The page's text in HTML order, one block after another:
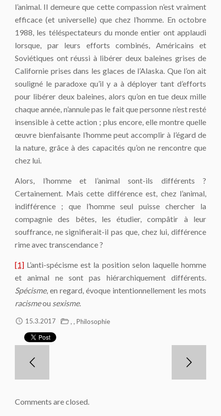
l’animal. Il demeure que cette compassion n’est vraiment
efficace (et universelle) que chez l’homme. En octobre
1988, les téléspectateurs du monde entier ont applaudi
lorsque, par leurs efforts combinés, Américains et
Soviétiques ont réussi à libérer deux baleines grises de
Californie prises dans les glaces de l’Alaska. Que l’on ait
souligné le paradoxe qu’il y a à déployer tant d’efforts
pour libérer deux baleines, alors qu’on en tue deux mille
chaque année, n’annule pas le fait que personne n’est resté
insensible à cette action ; plus encore, elle montre quelle
œuvre bienfaisante l’homme peut accomplir à l’égard de
la nature, grâce à des capacités qu’on ne rencontre que
chez lui.
Alors, l’homme et l’animal sont-ils différents ?
Certainement. Mais cette différence est, chez l’animal,
indifférence ; que l’homme seul puisse chercher la
compagnie des bêtes, les étudier, compâtir à leur
souffrance, ne signifierait-il pas que, chez lui, différence
rime avec transcendance ?
[1] L’anti-spécisme est la position selon laquelle homme
et animal ne sont pas hiérarchiquement différents.
Spécisme, en regard, évoque intentionnellement les mots
racismeou sexisme.
15.3.2017 , , Philosophie
Comments are closed.